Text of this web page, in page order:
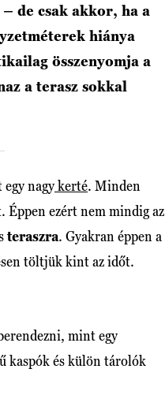
de csak akkor, ha a
hiánya
összenyomja a
a terasz sokkal
egy nagykerté. Minden
Éppen ezért nem mindig az
teraszra. Gyakran éppen a
töltjük kint az időt.
mint egy
kaspók és külön tárolók